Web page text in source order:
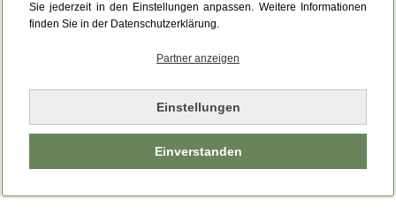
Sie jederzeit in den Einstellungen anpassen. Weitere Informationen
finden Sie in der Datenschutzerklärung.
Partner anzeigen
Einstellungen
Einverstanden